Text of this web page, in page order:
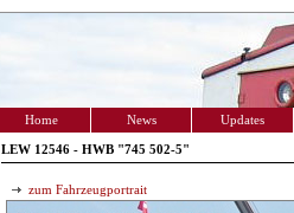
Home News Updates
LEW 12546 - HWB "745 502-5"
zum Fahrzeugportrait